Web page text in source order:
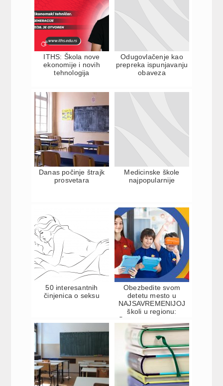
ITHS: Škola nove
ekonomije i novih
tehnologija
Odugovlačenje kao
prepreka ispunjavanju
obaveza
Danas počinje štrajk
prosvetara
Medicinske škole
najpopularnije
50 interesantnih
činjenica o seksu
Obezbedite svom
detetu mesto u
NAJSAVREMENIJOJ
školi u regionu:
Savremena osnovna
škola i gimnazija ...